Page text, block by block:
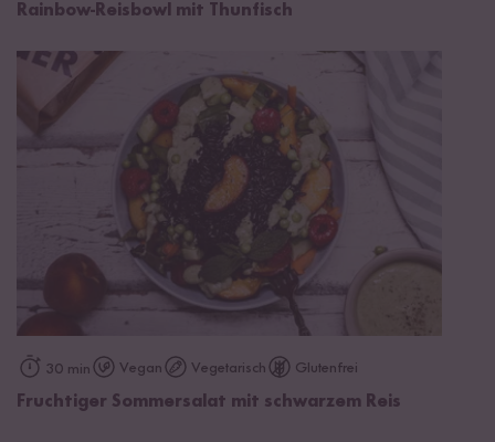
Rainbow-Reisbowl mit Thunfisch
30 min Vegan Vegetarisch Glutenfrei
Fruchtiger Sommersalat mit schwarzem Reis